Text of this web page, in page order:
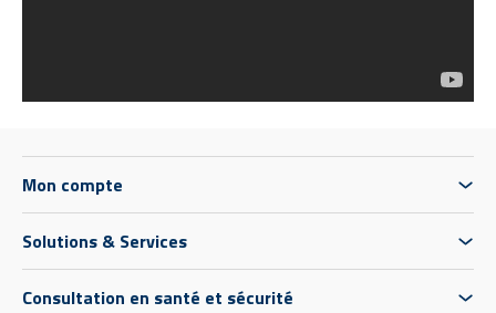
Mon compte
Solutions & Services
Consultation en santé et sécurité